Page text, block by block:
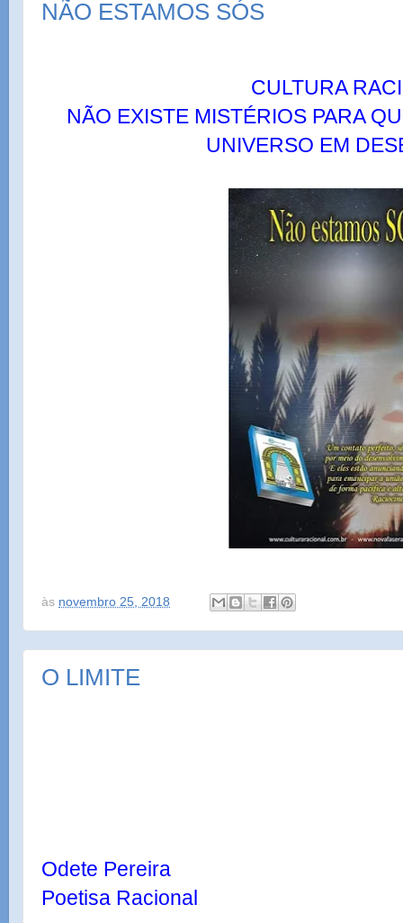
NÃO ESTAMOS SÓS
CULTURA
NÃO EXISTE MISTÉRIOS PARA
UNIVERSO EM
às novembro 25, 2018
O LIMITE
Odete Pereira
Poetisa Racional